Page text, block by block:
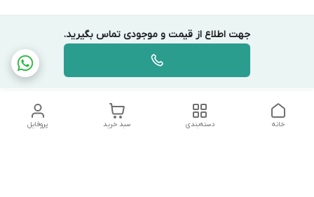
جهت اطلاع از قیمت و موجودی تماس بگیرید.
پروفایل سبد خرید دسته‌بندی خانه